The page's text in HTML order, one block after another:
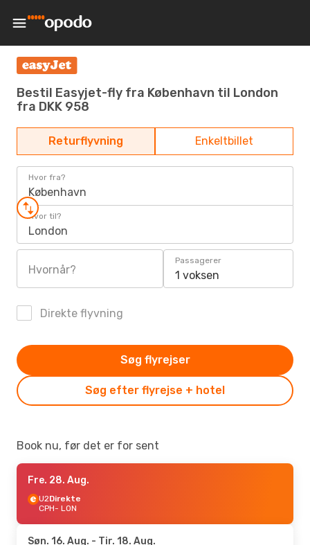
Bestil Easyjet-fly fra København til London
fra DKK 958
Returflyvning Enkeltbillet
Hvor fra?
København
Hvor til?
London
Hvornår?
Passagerer
1 voksen
Direkte flyvning
Søg efter flyrejse + hotel
Søg flyrejser
Book nu, før det er for sent
Fre. 28. Aug.
U2Direkte
CPH- LON
Søn. 16. Aug. - Tir. 18. Aug.